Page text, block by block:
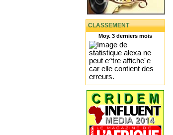
CLASSEMENT
Moy. 3 derniers mois